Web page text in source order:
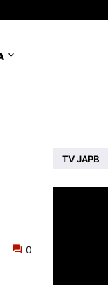
0
TV JAPB